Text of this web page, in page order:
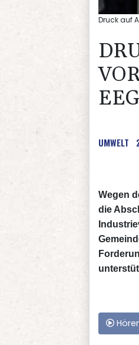
Druck auf
UMWELT
Wegen
die